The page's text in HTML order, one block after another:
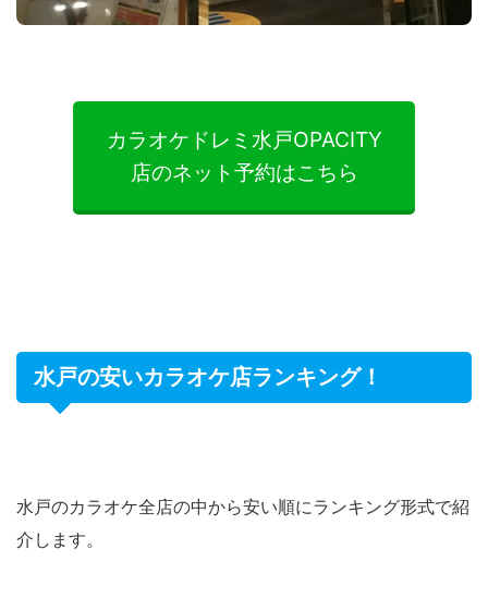
カラオケドレミ水戸OPACITY
店のネット予約はこちら
水戸の安いカラオケ店ランキング！
水戸のカラオケ全店の中から安い順にランキング形式で紹
介します。